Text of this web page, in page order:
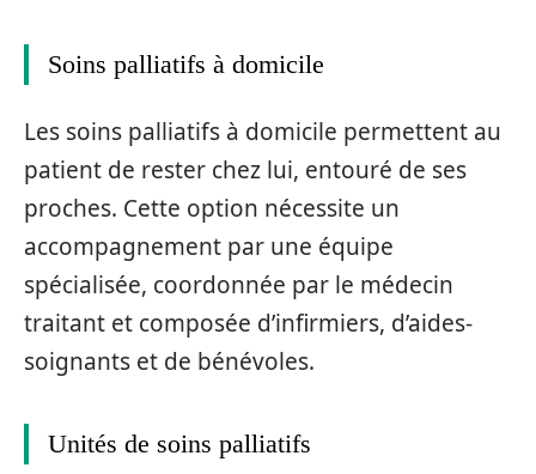
Soins palliatifs à domicile
Les soins palliatifs à domicile permettent au
patient de rester chez lui, entouré de ses
proches. Cette option nécessite un
accompagnement par une équipe
spécialisée, coordonnée par le médecin
traitant et composée d’infirmiers, d’aides-
soignants et de bénévoles.
Unités de soins palliatifs